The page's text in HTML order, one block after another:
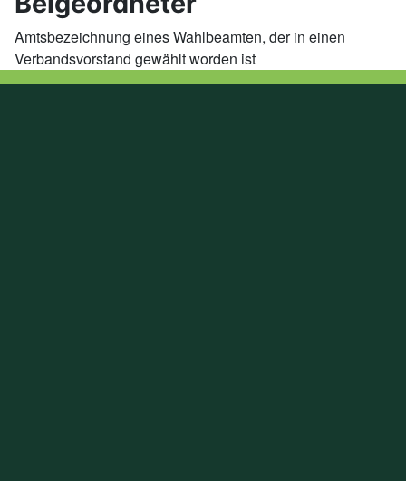
Amtsbezeichnung eines Wahlbeamten, der in einen
Verbandsvorstand gewählt worden ist